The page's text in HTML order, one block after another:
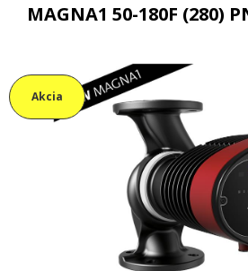
MAGNA1 50-180F (280)
Akcia